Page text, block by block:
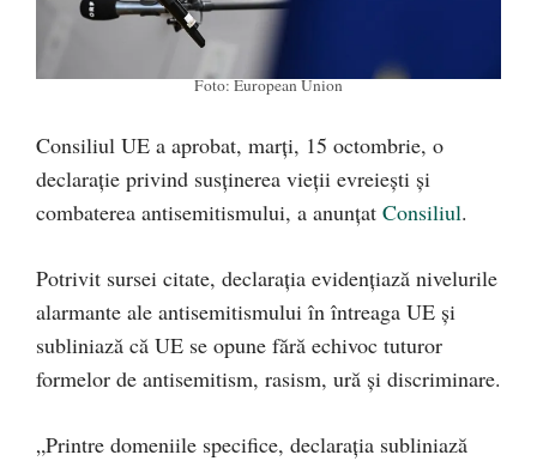
Foto: European Union
Consiliul UE a aprobat, marți, 15 octombrie, o
declarație privind susținerea vieții evreiești și
combaterea antisemitismului, a anunțat Consiliul.
Potrivit sursei citate, declarația evidențiază nivelurile
alarmante ale antisemitismului în întreaga UE și
subliniază că UE se opune fără echivoc tuturor
formelor de antisemitism, rasism, ură și discriminare.
„Printre domeniile specifice, declarația subliniază